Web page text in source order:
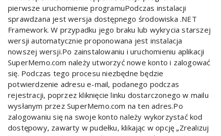
pierwsze uruchomienie programuPodczas instalacji
sprawdzana jest wersja dostępnego środowiska .NET
Framework. W przypadku jego braku lub wykrycia starszej
wersji automatycznie proponowana jest instalacja
nowszej wersji.Po zainstalowaniu i uruchomieniu aplikacji
SuperMemo.com należy utworzyć nowe konto i zalogować
się. Podczas tego procesu niezbędne będzie
potwierdzenie adresu e-mail, podanego podczas
rejestracji, poprzez kliknięcie linku dostarczonego w mailu
wysłanym przez SuperMemo.com na ten adres.Po
zalogowaniu się na swoje konto należy wykorzystać kod
dostępowy, zawarty w pudełku, klikając w opcję „Zrealizuj